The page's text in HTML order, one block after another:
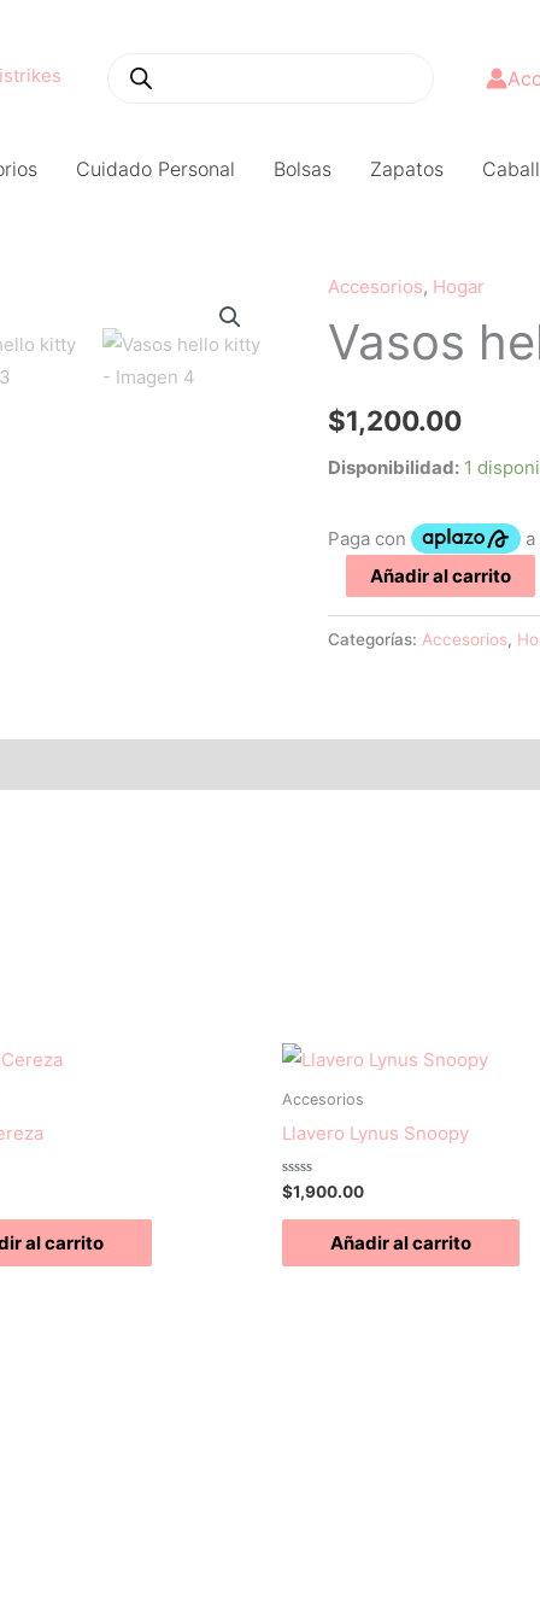
Cuidado Personal Bolsas Zapatos
Accesorios, Hogar
Vasos
$1,200.00
Disponibilidad: 1
Vasos
hello
kitty
Añadir al carrito
Categorías: Accesorios,
al carrito
Accesorios
Llavero Lynus Snoopy
Valorado
con
0
$1,900.00
Añadir al carrito